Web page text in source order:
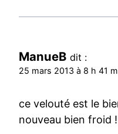
ManueB dit :
25 mars 2013 à 8 h 41
ce velouté est le
nouveau bien froid